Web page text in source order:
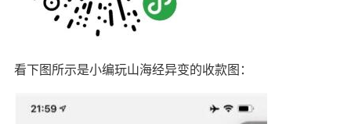
看下图所示是小编玩山海经异变的收款图：